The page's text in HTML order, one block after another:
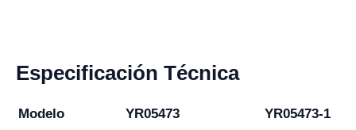
Especificación Técnica
Modelo YR05473
YR05473-1